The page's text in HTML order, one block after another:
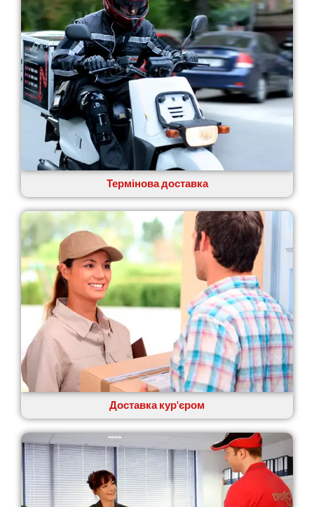
Переяслав
Первомайськ
Пісочин
Петриків
Петропавлівська Борщагівка
Підгородне
Погреби
Покров
Полтава
Прилуки
Путивль
П’ятихатки
Роздільна
Рені
Решетилівка
Ромни
Рівне
Рудне
Самбір
Щасливе
Шепетівка
Шостка
Шпола
Синельникове
Славутич
Слобожанське
Сміла
Софіївська Борщагівка
Сокільники
Солоницівка
Термінова доставка
Доставка кур'єром